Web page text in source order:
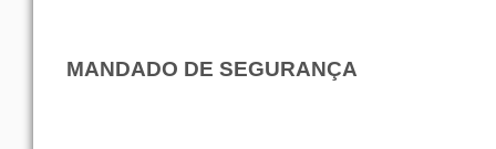
MANDADO DE SEGURANÇA